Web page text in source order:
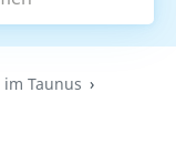
Taunus